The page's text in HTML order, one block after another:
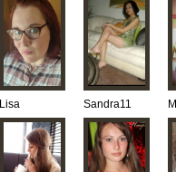
Lisa Sandra11